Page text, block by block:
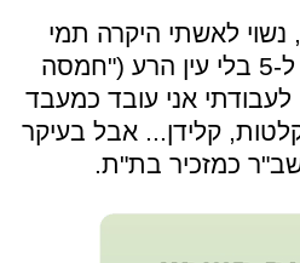
שמי אלי אוסדון, בן 51, נשוי לאשתי היקרה תמי
תחי', אני אב ל-5, וסב ל-5 בלי עין הרע ("חמסה
אני עובד כמעבד
קלידן... אבל בעיקר
כמזכיר בת"ת.